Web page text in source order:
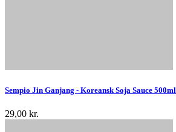
Sempio Jin Ganjang - Koreansk Soja Sauce 500ml
29,00 kr.